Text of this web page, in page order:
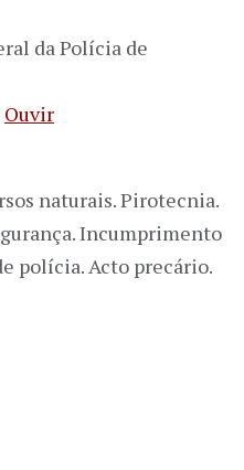
da Polícia de
Ouvir
naturais. Pirotecnia.
Incumprimento
polícia. Acto precário.